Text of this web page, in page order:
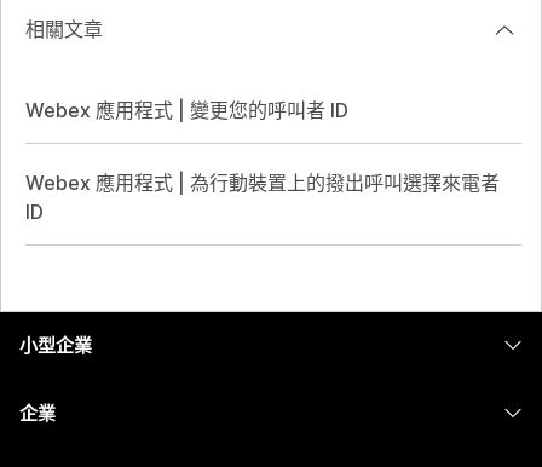
相關文章
Webex 應用程式 | 變更您的呼叫者 ID
Webex 應用程式 | 為行動裝置上的撥出呼叫選擇來電者
ID
小型企業
企業